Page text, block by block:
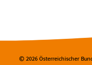
© 2026 Österreichischer